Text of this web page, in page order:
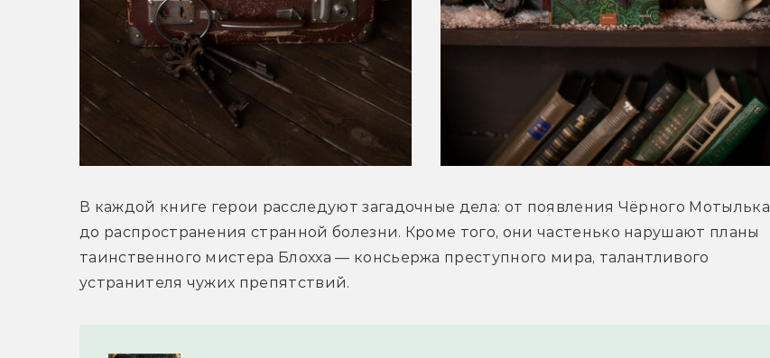
В каждой книге герои расследуют загадочные дела: от появления Чёрного Мотылька
до распространения странной болезни. Кроме того, они частенько нарушают планы
таинственного мистера Блохха — консьержа преступного мира, талантливого
устранителя чужих препятствий.